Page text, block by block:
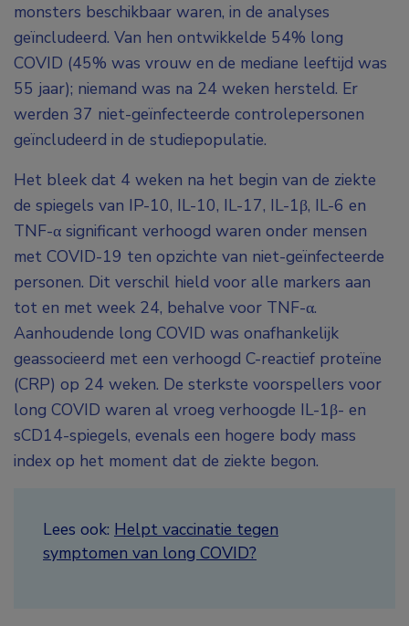
monsters beschikbaar waren, in de analyses
geïncludeerd. Van hen ontwikkelde 54% long
COVID (45% was vrouw en de mediane leeftijd was
55 jaar); niemand was na 24 weken hersteld. Er
werden 37 niet-geïnfecteerde controlepersonen
geïncludeerd in de studiepopulatie.
Het bleek dat 4 weken na het begin van de ziekte
de spiegels van IP-10, IL-10, IL-17, IL-1β, IL-6 en
TNF-α significant verhoogd waren onder mensen
met COVID-19 ten opzichte van niet-geïnfecteerde
personen. Dit verschil hield voor alle markers aan
tot en met week 24, behalve voor TNF-α.
Aanhoudende long COVID was onafhankelijk
geassocieerd met een verhoogd C-reactief proteïne
(CRP) op 24 weken. De sterkste voorspellers voor
long COVID waren al vroeg verhoogde IL-1β- en
sCD14-spiegels, evenals een hogere body mass
index op het moment dat de ziekte begon.
Lees ook: Helpt vaccinatie tegen
symptomen van long COVID?